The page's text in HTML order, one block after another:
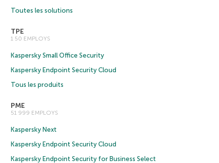
Toutes les solutions
TPE
1 50 EMPLOYS
Kaspersky Small Office Security
Kaspersky Endpoint Security Cloud
Tous les produits
PME
51 999 EMPLOYS
Kaspersky Next
Kaspersky Endpoint Security Cloud
Kaspersky Endpoint Security for Business Select